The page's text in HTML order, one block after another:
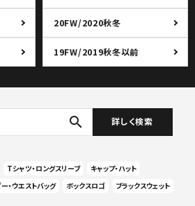
20FW/2020秋冬
19FW/2019秋冬以前
search 詳しく検索
Tシャツ・ロングスリーブ
キャップ・ハット
・ウエストバッグ ボックスロゴ ブラックスウェット